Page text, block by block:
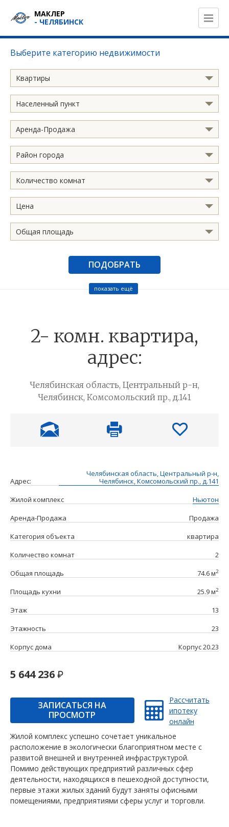
МАКЛЕР
- ЧЕЛЯБИНСК
Выберите категорию недвижимости
Квартиры
Населенный пункт
Аренда-Продажа
Район города
Количество комнат
Цена
Общая площадь
ПОДОБРАТЬ
показать ещё
2- комн. квартира,
адрес:
Челябинская область, Центральный р-н,
Челябинск, Комсомольский пр., д.141
Адрес:
Челябинская область, Центральный р-н,
Челябинск, Комсомольский пр., д.141
Жилой комплекс
Ньютон
Аренда-Продажа
Продажа
Категория объекта
квартира
Количество комнат
2
Общая площадь
74.6 м2
Площадь кухни 25.9 м2
Этаж
13
Этажность
23
Корпус дома
Корпус 20.23
5 644 236
ЗАПИСАТЬСЯ НА
ПРОСМОТР
Рассчитать
ипотеку
онлайн
Жилой комплекс успешно сочетает уникальное
расположение в экологически благоприятном месте с
развитой внешней и внутренней инфраструктурой.
Помимо действующих предприятий различных сфер
деятельности, находящихся в пешеходной доступности,
первые этажи жилых зданий будут заняты офисными
помещениями, предприятиями сферы услуг и торговли.